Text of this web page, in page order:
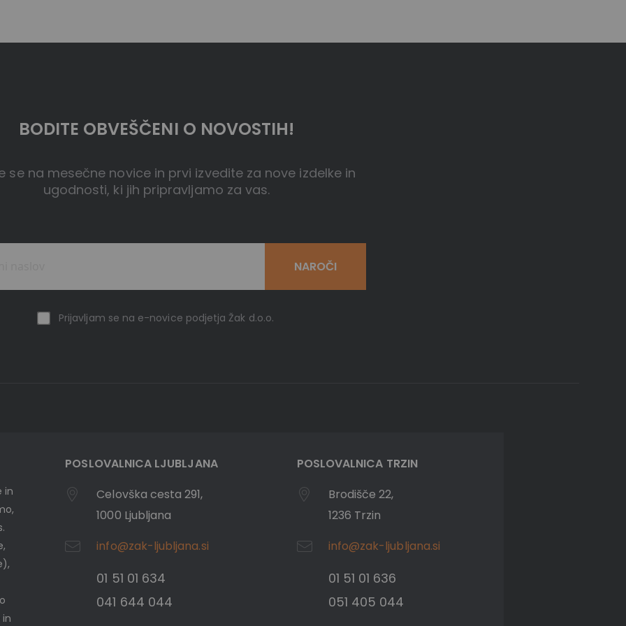
BODITE OBVEŠČENI O NOVOSTIH!
se na mesečne novice in prvi izvedite za nove izdelke in
ugodnosti, ki jih pripravljamo za vas.
Prijavljam se na e-novice podjetja Žak d.o.o.
NAROČI
in
POSLOVALNICA LJUBLJANA
Celovška cesta 291,
1000 Ljubljana
info@zak-ljubljana.si
01 51 01 634
041 644 044
POSLOVALNICA TRZIN
Brodišče 22,
1236 Trzin
info@zak-ljubljana.si
01 51 01 636
051 405 044